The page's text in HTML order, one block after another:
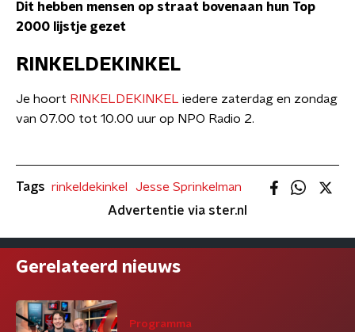
Dit hebben mensen op straat bovenaan hun Top
2000 lijstje gezet
RINKELDEKINKEL
Je hoort RINKELDEKINKEL iedere zaterdag en zondag
van 07.00 tot 10.00 uur op NPO Radio 2.
Tags rinkeldekinkel
Jesse Sprinkelman
Advertentie via ster.nl
Gerelateerd nieuws
Programma